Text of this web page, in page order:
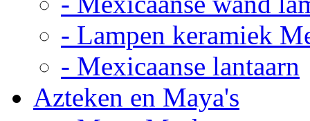
- Lampen keramiek
- Mexicaanse lantaarn
Azteken en Maya's